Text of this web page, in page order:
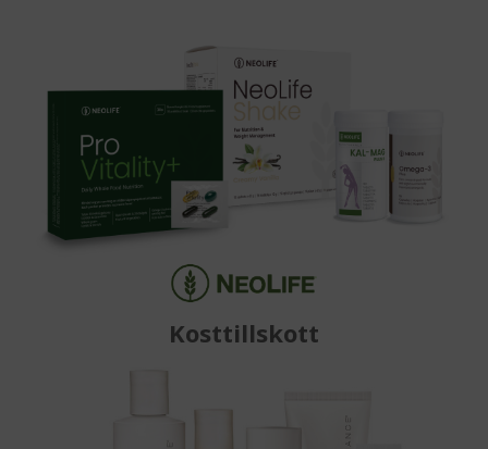
Kosttillskott